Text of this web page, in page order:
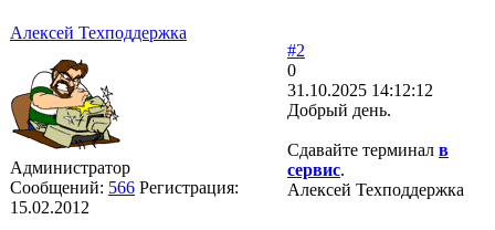
Алексей Техподдержка
Администратор
Сообщений: 566 Регистрация:
15.02.2012
#2
0
31.10.2025 14:12:12
Добрый день.
Сдавайте терминал в
сервис.
Алексей Техподдержка